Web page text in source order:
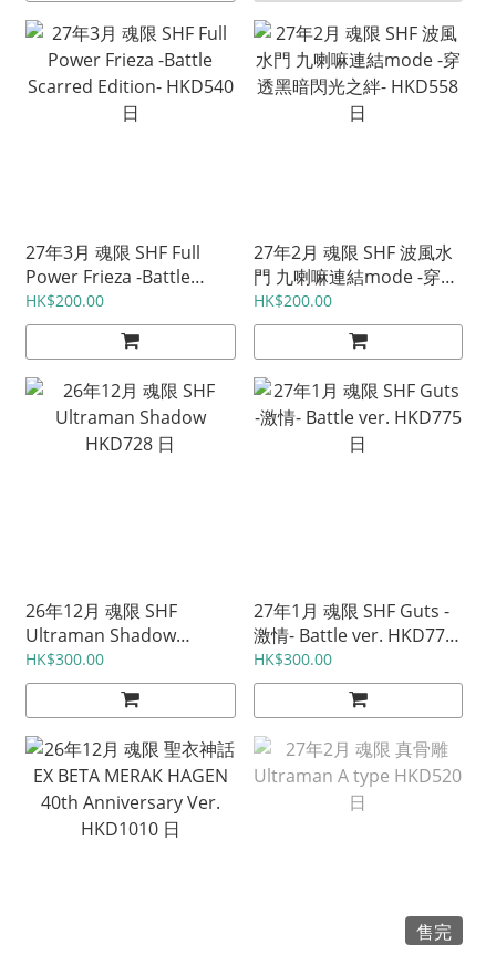
27年3月 魂限 SHF Full
Power Frieza -Battle
Scarred Edition- HKD540
日
HK$200.00
27年2月 魂限 SHF 波風水
門 九喇嘛連結mode -穿透
黑暗閃光之絆- HKD558 日
HK$200.00
26年12月 魂限 SHF
Ultraman Shadow
HKD728 日
HK$300.00
27年1月 魂限 SHF Guts -
激情- Battle ver. HKD775
日
HK$300.00
售完